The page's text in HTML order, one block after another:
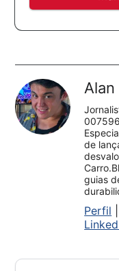
Alan
de
guias
Perfil